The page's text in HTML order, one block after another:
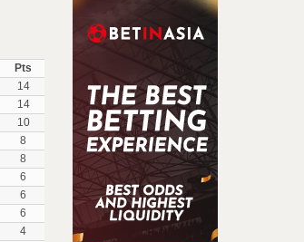
Pts
14
14
10
8
8
6
6
6
4